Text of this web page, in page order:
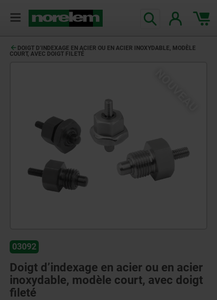
DOIGT D’INDEXAGE EN ACIER OU EN ACIER INOXYDABLE, MODÈLE
COURT, AVEC DOIGT FILETÉ
03092
Doigt d’indexage en acier ou en acier
inoxydable, modèle court, avec doigt
fileté